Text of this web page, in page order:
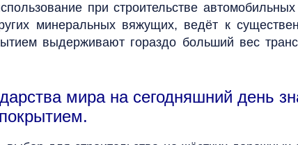
при строительстве
минеральных вяжущих, ведёт к
выдерживают гораздо больший вес
мира на сегодняшний день